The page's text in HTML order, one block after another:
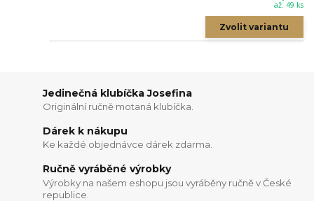
až: 49 ks
Zvolit variantu
Jedinečná klubíčka Josefina
Originální ručně motaná klubíčka.
Dárek k nákupu
Ke každé objednávce dárek zdarma.
Ručně vyráběné výrobky
Výrobky na našem eshopu jsou vyráběny ručně v České
republice.